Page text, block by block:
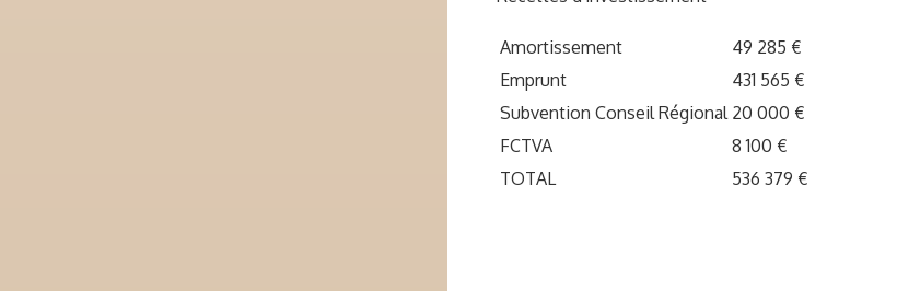
Amortissement
49 285 €
Emprunt
431 565 €
Subvention Conseil Régional 20 000 €
FCTVA
8 100 €
TOTAL
536 379 €